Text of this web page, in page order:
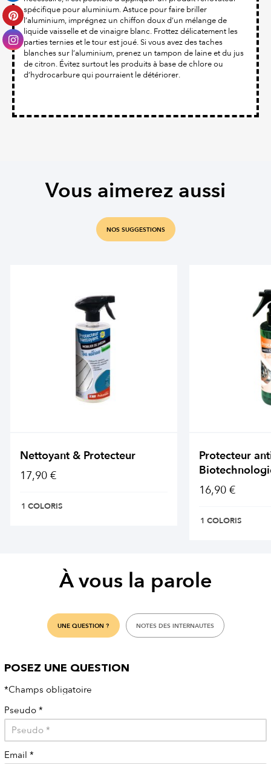
spécifique pour aluminium. Astuce pour faire briller
l’aluminium, imprégnez un chiffon doux d’un mélange de
liquide vaisselle et de vinaigre blanc. Frottez délicatement les
parties ternies et le tour est joué. Si vous avez des taches
blanches sur l’aluminium, prenez un tampon de laine et du jus
de citron. Évitez surtout les produits à base de chlore ou
d’hydrocarbure qui pourraient le détériorer.
Vous aimerez aussi
NOS SUGGESTIONS
Nettoyant & Protecteur
17,90 €
1 COLORIS
Protecteur
16,90 €
1 COLORIS
À vous la parole
UNE QUESTION ? NOTES DES INTERNAUTES
POSEZ UNE QUESTION
*Champs obligatoire
Pseudo *
Email *